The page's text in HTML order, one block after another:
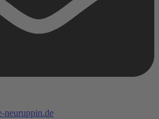
neuruppin.de